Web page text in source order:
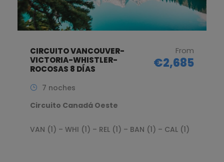
CIRCUITO VANCOUVER-
VICTORIA-WHISTLER-
ROCOSAS 8 DÍAS
From
€2,685
7 noches
Circuito Canadá Oeste
VAN (1) – WHI (1) – REL (1) – BAN (1) – CAL (1)